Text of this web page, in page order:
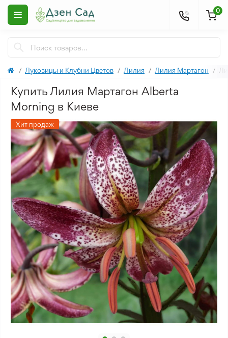
0
Луковицы и Клубни Цветов Лилия Лилия Мартагон
Купить Лилия Мартагон Alberta
Morning в Киеве
Хит продаж